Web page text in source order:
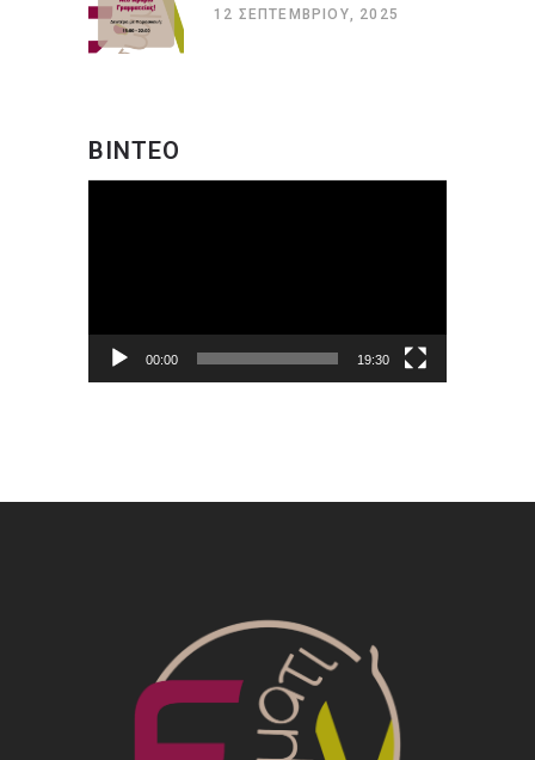
12 ΣΕΠΤΕΜΒΡΊΟΥ, 2025
ΒΙΝΤΕΟ
00:00 19:30